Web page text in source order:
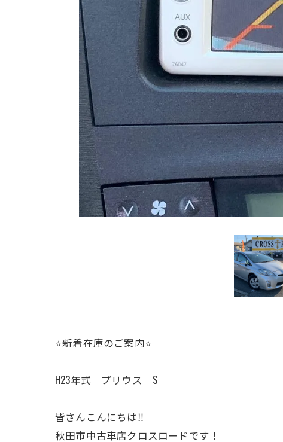
⭐️新着在庫のご案内⭐️
H23年式 プリウス S
皆さんこんにちは‼️
秋田市中古車店クロスロードです！